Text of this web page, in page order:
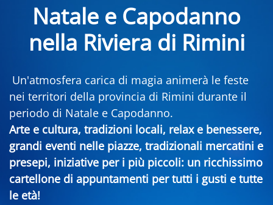
Natale e Capodanno
nella Riviera di Rimini
Un'atmosfera carica di magia animerà le feste
nei territori della provincia di Rimini durante il
periodo di Natale e Capodanno.
Arte e cultura, tradizioni locali, relax e benessere,
grandi eventi nelle piazze, tradizionali mercatini e
presepi, iniziative per i più piccoli: un ricchissimo
cartellone di appuntamenti per tutti i gusti e tutte
le età!